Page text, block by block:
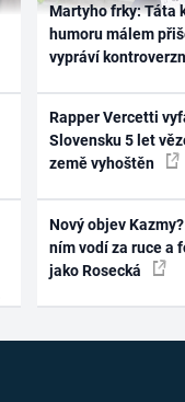
Martyho frky: Táta
humoru málem
vypráví
Rapper Vercetti
Slovensku 5 let
země vyhoštěn
Nový objev
ním vodí za ruce a
jako Rosecká